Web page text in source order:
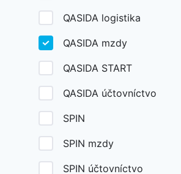
QASIDA logistika
QASIDA mzdy
QASIDA START
QASIDA účtovníctvo
SPIN
SPIN mzdy
SPIN účtovníctvo